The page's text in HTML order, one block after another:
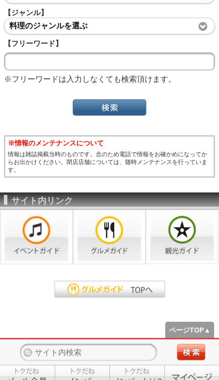
【ジャンル】
料理のジャンルを選ぶ
【フリーワード】
※フリーワードは入力しなくても検索頂けます。
※情報のメンテナンスについて
情報は雑誌掲載当時のものです。念のため電話で情報をお確かめになってか
らお出かけください。閉店店舗については、随時メンテナンスを行っていま
す。
サイト内リンク
ページTOP▲